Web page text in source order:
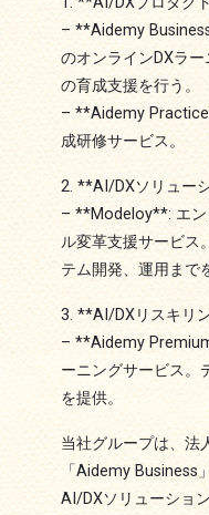
– **Aidemy
のオンラインDXラ
の育成支援を行う。
– **Aidemy
成研修サービス。
2. **AI/DXソリュー
– **Modeloy**: エン
ル変革支援サービス
テム開発、運用まで
3. **AI/DXリスキリ
– **Aidemy
ーニングサービス。
を提供。
当社グループは、法
「Aidemy Business
AI/DXソリューショ